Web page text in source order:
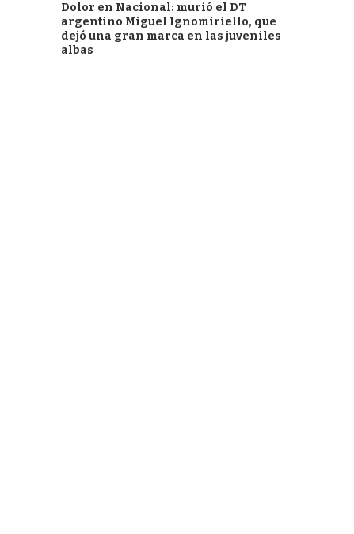
Dolor en Nacional: murió el DT
argentino Miguel Ignomiriello, que
dejó una gran marca en las juveniles
albas